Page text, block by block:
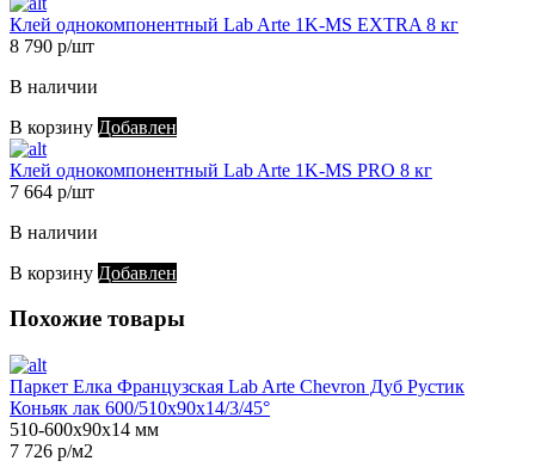
Клей однокомпонентный Lab Arte 1K-MS EXTRA 8 кг
8 790 р/шт
В наличии
В корзину Добавлен
Клей однокомпонентный Lab Arte 1K-MS PRO 8 кг
7 664 р/шт
В наличии
В корзину Добавлен
Похожие товары
Паркет Елка Французская Lab Arte Chevron Дуб Рустик
Коньяк лак 600/510х90х14/3/45°
510-600х90х14 мм
7 726 р/м2